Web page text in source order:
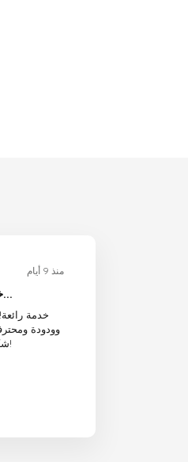
منذ 9 أيام
خدمة رائعة! كانت زونيلدا...
خدمة رائعة!
وودودة
شكرًا لكم على الدعم الممتاز!